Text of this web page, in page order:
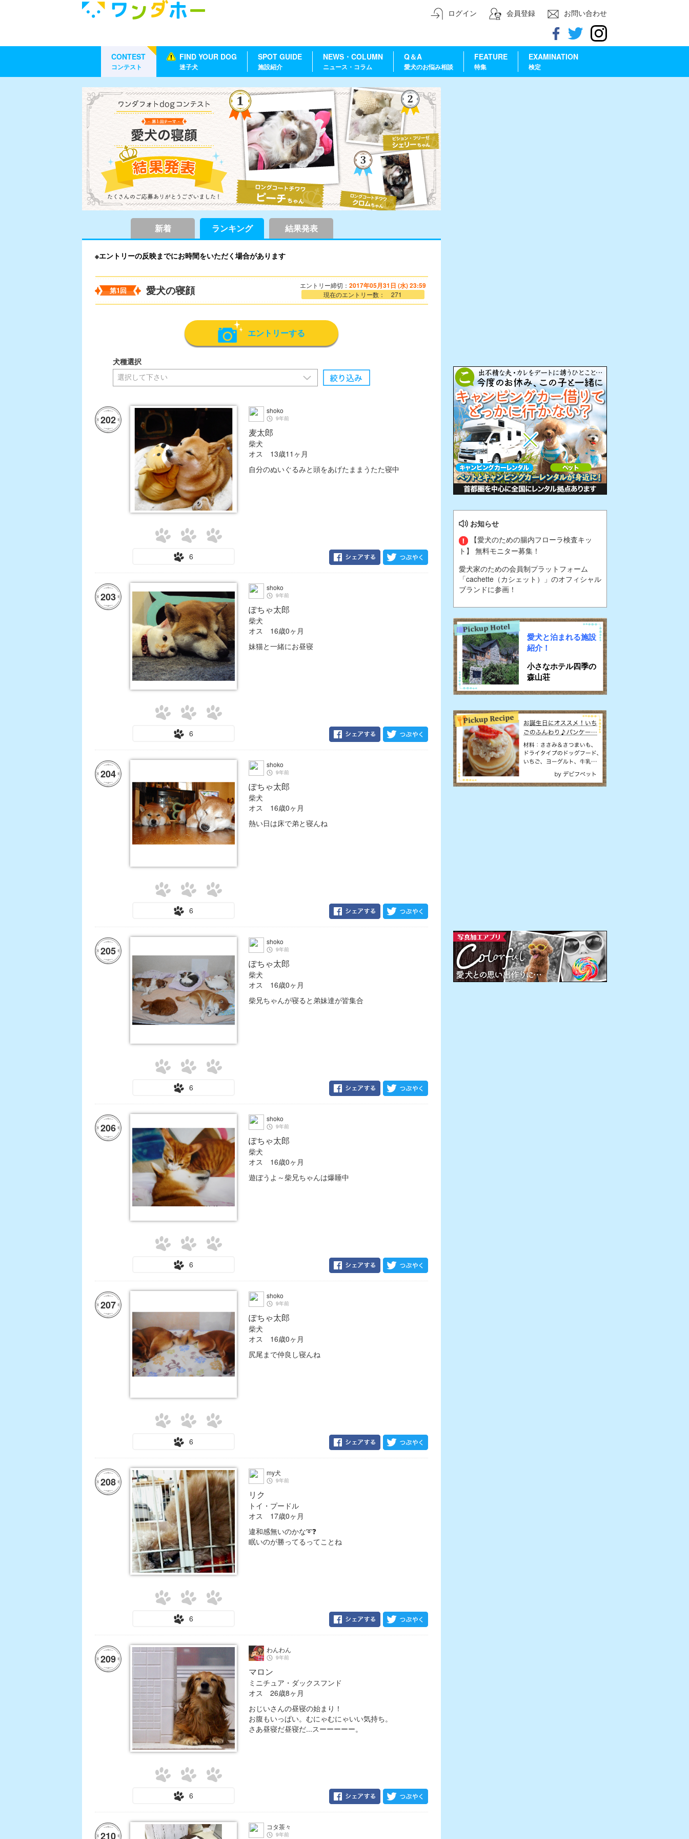
ログイン 会員登録 お問い合わせ
CONTEST
コンテスト
FIND YOUR DOG
迷子犬
SPOT GUIDE
施設紹介
NEWS・COLUMN
ニュース・コラム
Q＆A
愛犬のお悩み相談
FEATURE
特集
EXAMINATION
検定
新着 ランキング 結果発表
※エントリーの反映までにお時間をいただく場合があります
第1回 愛犬の寝顔 エントリー締切： 2017年05月31日 (水) 23:59
現在のエントリー数： 271
エントリーする
犬種選択
202
shoko
9年前
麦太郎
柴犬
オス 13歳11ヶ月
自分のぬいぐるみと頭をあげたままうたた寝中
6
203
shoko
9年前
ぽちゃ太郎
柴犬
オス 16歳0ヶ月
妹猫と一緒にお昼寝
6
204
shoko
9年前
ぽちゃ太郎
柴犬
オス 16歳0ヶ月
熱い日は床で弟と寝んね
6
205
shoko
9年前
ぽちゃ太郎
柴犬
オス 16歳0ヶ月
柴兄ちゃんが寝ると弟妹達が皆集合
6
206
shoko
9年前
ぽちゃ太郎
柴犬
オス 16歳0ヶ月
遊ぼうよ～柴兄ちゃんは爆睡中
6
207
shoko
9年前
ぽちゃ太郎
柴犬
オス 16歳0ヶ月
尻尾まで仲良し寝んね
6
208
my犬
9年前
リク
トイ・プードル
オス 17歳0ヶ月
違和感無いのかな➰❓
眠いのが勝ってるってことね
6
209
わんわん
9年前
マロン
ミニチュア・ダックスフンド
オス 26歳8ヶ月
おじいさんの昼寝の始まり！
お腹もいっぱい。むにゃむにゃいい気持ち。
さあ昼寝だ昼寝だ...スーーーーー。
6
210
コタ茶々
9年前
お知らせ
【愛犬のための腸内フローラ検査キッ
ト】 無料モニター募集！
愛犬家のための会員制プラットフォーム
「cachette（カシェット）」のオフィシャル
ブランドに参画！
愛犬と泊まれる施設
紹介！
小さなホテル四季の
森山荘